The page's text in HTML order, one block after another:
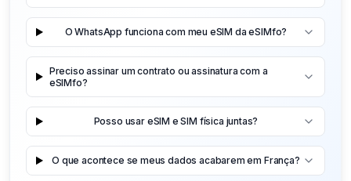
O WhatsApp funciona com meu eSIM da eSIMfo?
Preciso assinar um contrato ou assinatura com a
eSIMfo?
Posso usar eSIM e SIM física juntas?
O que acontece se meus dados acabarem em França?